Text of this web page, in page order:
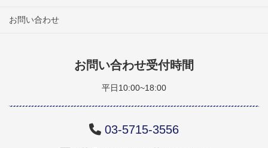
お問い合わせ
お問い合わせ受付時間
平日10:00~18:00
03-5715-3556